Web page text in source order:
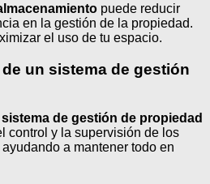
puede reducir
en la gestión de la propiedad.
el uso de tu espacio.
un sistema de gestión
sistema de gestión de propiedad
control y la supervisión de los
a mantener todo en